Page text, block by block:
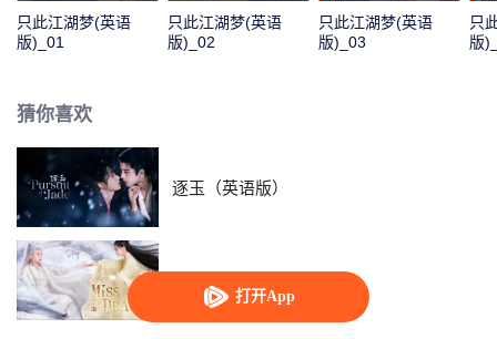
打开App
只此江湖梦(英语
版)_01
只此江湖梦(英语
版)_02
只此江湖梦(英语
版)_03
只
版
猜你喜欢
逐玉（英语版）